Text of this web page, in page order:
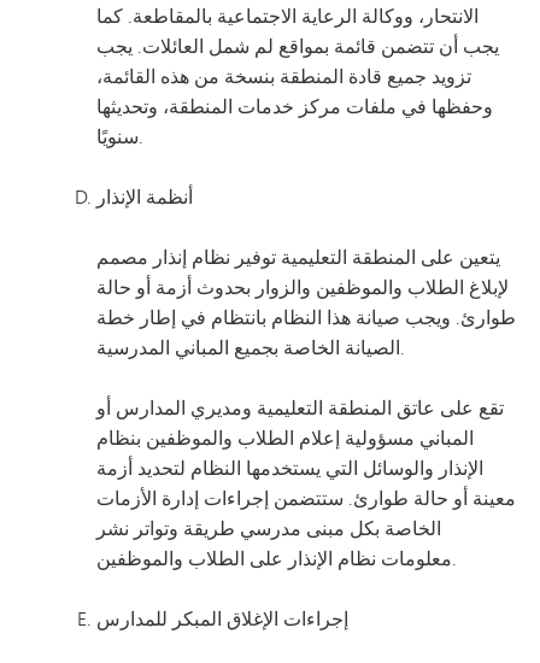
الانتحار، ووكالة الرعاية الاجتماعية بالمقاطعة. كما
يجب أن تتضمن قائمة بمواقع لم شمل العائلات. يجب
تزويد جميع قادة المنطقة بنسخة من هذه القائمة،
وحفظها في ملفات مركز خدمات المنطقة، وتحديثها
سنويًا.
أنظمة الإنذار
يتعين على المنطقة التعليمية توفير نظام إنذار مصمم
لإبلاغ الطلاب والموظفين والزوار بحدوث أزمة أو حالة
طوارئ. ويجب صيانة هذا النظام بانتظام في إطار خطة
الصيانة الخاصة بجميع المباني المدرسية.
تقع على عاتق المنطقة التعليمية ومديري المدارس أو
المباني مسؤولية إعلام الطلاب والموظفين بنظام
الإنذار والوسائل التي يستخدمها النظام لتحديد أزمة
معينة أو حالة طوارئ. ستتضمن إجراءات إدارة الأزمات
الخاصة بكل مبنى مدرسي طريقة وتواتر نشر
معلومات نظام الإنذار على الطلاب والموظفين.
إجراءات الإغلاق المبكر للمدارس